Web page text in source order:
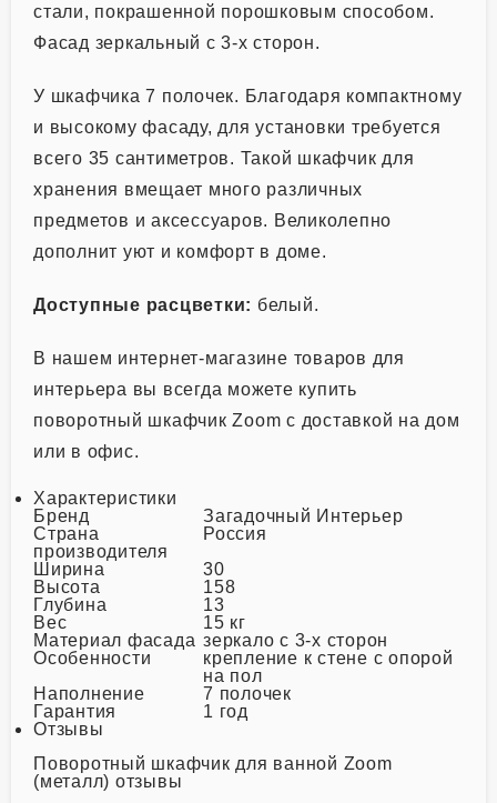
стали, покрашенной порошковым способом.
Фасад зеркальный с 3-х сторон.
У шкафчика 7 полочек. Благодаря компактному
и высокому фасаду, для установки требуется
всего 35 сантиметров. Такой шкафчик для
хранения вмещает много различных
предметов и аксессуаров. Великолепно
дополнит уют и комфорт в доме.
Доступные расцветки: белый.
В нашем интернет-магазине товаров для
интерьера вы всегда можете купить
поворотный шкафчик Zoom с доставкой на дом
или в офис.
Характеристики
Бренд
Загадочный Интерьер
Страна
производителя
Россия
Ширина
30
Высота
158
Глубина
13
Вес
15 кг
Материал фасада зеркало с 3-х сторон
Особенности
крепление к стене с опорой
на пол
Наполнение
7 полочек
Гарантия
1 год
Отзывы
Поворотный шкафчик для ванной Zoom
(металл) отзывы